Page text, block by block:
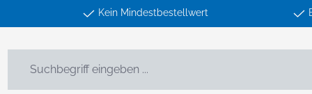
Kein Mindestbestellwert